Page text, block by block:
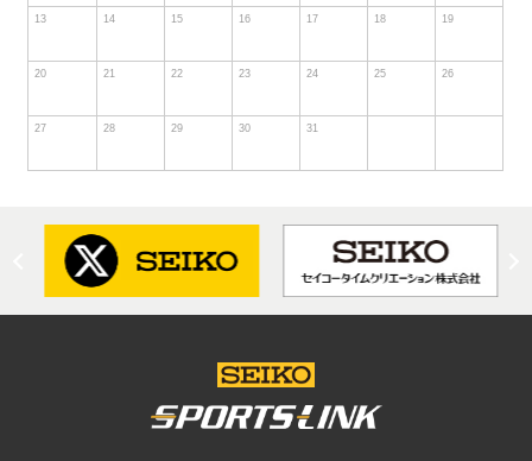
13 14 15 16 17 18 19
20 21 22 23 24 25 26
27 28 29 30 31